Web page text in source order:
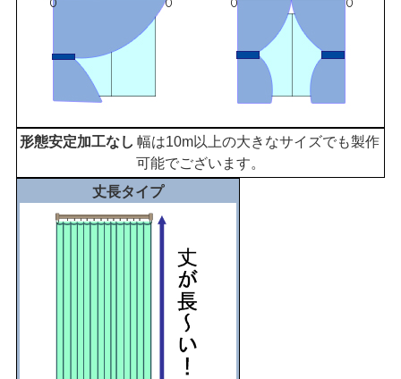
幅は10m以上の大きなサイズでも製作
可能でございます。
丈長タイプ